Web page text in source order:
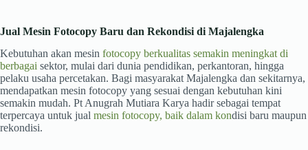
Jual Mesin Fotocopy Baru dan Rekondisi di Majalengka
Kebutuhan akan mesin fotocopy berkualitas semakin meningkat di
berbagai sektor, mulai dari dunia pendidikan, perkantoran, hingga
pelaku usaha percetakan. Bagi masyarakat Majalengka dan sekitarnya,
mendapatkan mesin fotocopy yang sesuai dengan kebutuhan kini
semakin mudah. Pt Anugrah Mutiara Karya hadir sebagai tempat
terpercaya untuk jual mesin fotocopy, baik dalam kondisi baru maupun
rekondisi.